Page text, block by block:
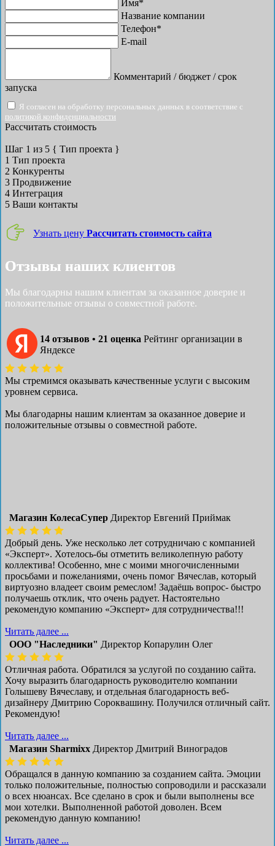
Имя*
Название компании
Телефон*
E-mail
Комментарий / бюджет / срок
запуска
Я согласен на обработку персональных данных в соответствие с
политикой конфиденциальности
Рассчитать стоимость
Шаг 1 из 5 { Тип проекта }
1 Тип проекта
2 Конкуренты
3 Продвижение
4 Интеграция
5 Ваши контакты
Узнать цену Рассчитать стоимость сайта
Отзывы наших клиентов
Мы благодарны нашим клиентам за оказанное доверие и
положительные отзывы о совместной работе.
14 отзывов • 21 оценка Рейтинг организации в
Яндексе
Мы стремимся оказывать качественные услуги с высоким
уровнем сервиса.
Мы благодарны нашим клиентам за оказанное доверие и
положительные отзывы о совместной работе.
Магазин КолесаСупер Директор ​Евгений Приймак
Добрый день. Уже несколько лет сотрудничаю с компанией
«Эксперт». Хотелось-бы отметить великолепную работу
коллектива! Особенно, мне с моими многочисленными
просьбами и пожеланиями, очень помог Вячеслав, который
виртуозно владеет своим ремеслом! Задаёшь вопрос- быстро
получаешь отклик, что очень радует. Настоятельно
рекомендую компанию «Эксперт» для сотрудничества!!!
Читать далее ...
ООО "Наследники" Директор Копарулин Олег
Отличная работа. Обратился за услугой по созданию сайта.
Хочу выразить благодарность руководителю компании
Голышеву Вячеславу, и отдельная благодарность веб-
дизайнеру Дмитрию Сороквашину. Получился отличный сайт.
Рекомендую!
Читать далее ...
Магазин Sharmixx Директор Дмитрий Виноградов
Обращался в данную компанию за созданием сайта. Эмоции
только положительные, полностью сопроводили и рассказали
о всех нюансах. Все сделано в срок и были выполнены все
мои хотелки. Выполненной работой доволен. Всем
рекомендую данную компанию!
Читать далее ...